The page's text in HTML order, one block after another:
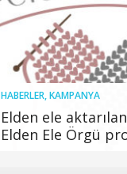
HABERLER,KAMPANYA
Elden ele
Elden Ele Örgü